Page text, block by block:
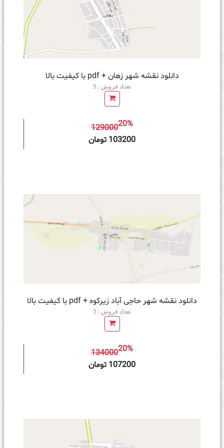
دانلود نقشه شهر زهان + pdf با کیفیت بالا
تعداد فروش : 5
12900020%
103200 تومان
دانلود نقشه شهر حاجی آباد زیرکوه + pdf با کیفیت بالا
تعداد فروش : 5
13400020%
107200 تومان